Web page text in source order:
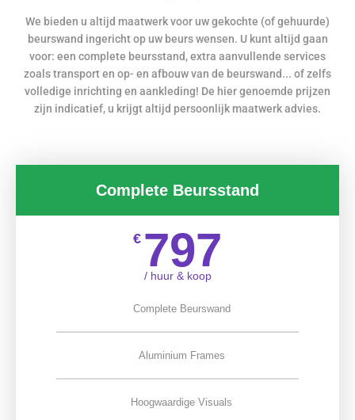
We bieden u altijd maatwerk voor uw gekochte (of gehuurde)
beurswand ingericht op uw beurs wensen. U kunt altijd gaan
voor: een complete beursstand, extra aanvullende services
zoals transport en op- en afbouw van de beurswand... of zelfs
volledige inrichting en aankleding! De hier genoemde prijzen
zijn indicatief, u krijgt altijd persoonlijk maatwerk advies.
Complete Beursstand
€ 797
/ huur & koop
Complete Beurswand
Aluminium Frames
Hoogwaardige Visuals